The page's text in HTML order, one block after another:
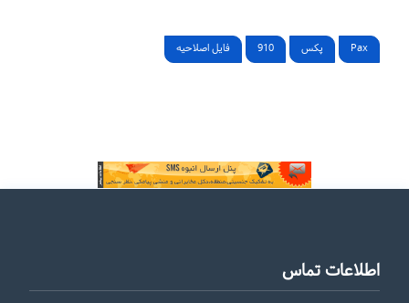
Pax پکس 910 فایل اصلاحیه
اطلاعات تماس